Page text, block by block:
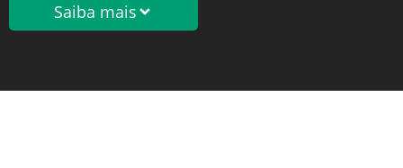
Saiba mais